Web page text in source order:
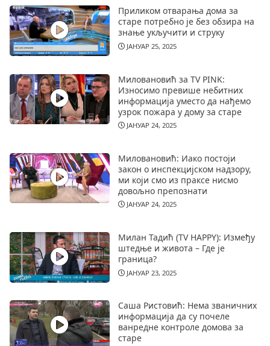
Приликом отварања дома за
старе потребно је без обзира на
знање укључити и струку
ЈАНУАР 25, 2025
Миловановић за TV PINK:
Износимо превише небитних
информација уместо да нађемо
узрок пожара у дому за старе
ЈАНУАР 24, 2025
Миловановић: Иако постоји
закон о инспекцијском надзору,
ми који смо из праксе нисмо
довољно препознати
ЈАНУАР 24, 2025
Милан Тадић (TV HAPPY): Између
штедње и живота – Где је
граница?
ЈАНУАР 23, 2025
Саша Ристовић: Нема званичних
информација да су почеле
ванредне контроле домова за
старе